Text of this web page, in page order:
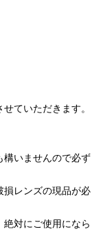
ていただきます。
構いませんので必ず
損レンズの現品が必
絶対にご使用になら